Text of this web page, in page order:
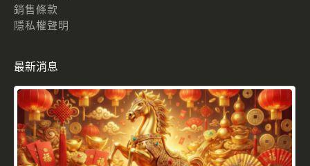
銷售條款
隱私權聲明
最新消息